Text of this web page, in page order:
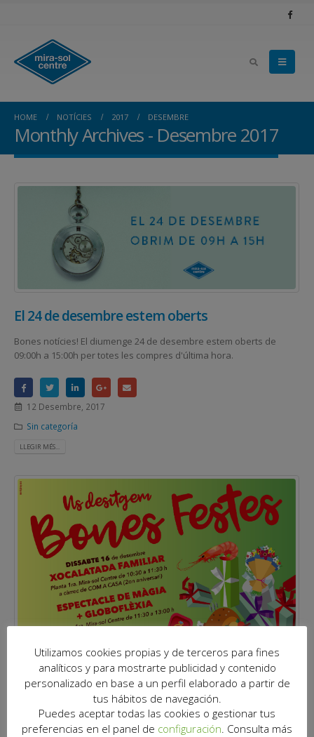
HOME NOTÍCIES 2017 DESEMBRE
Monthly Archives - Desembre 2017
El 24 de desembre estem oberts
Bones notícies! El diumenge 24 de desembre estem oberts de
09:00h a 15:00h per totes les compres d'última hora.
12 Desembre, 2017
Sin categoría
LLEGIR MÉS...
Utilizamos cookies propias y de terceros para fines
analíticos y para mostrarte publicidad y contenido
personalizado en base a un perfil elaborado a partir de
tus hábitos de navegación.
Puedes aceptar todas las cookies o gestionar tus
preferencias en el panel de configuración. Consulta más